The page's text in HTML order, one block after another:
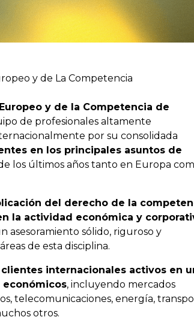
de ayuda a la
y de La Competencia
y de la Competencia de
de profesionales altamente
por su consolidada
en los principales asuntos de
los últimos años tanto en Europa
del derecho de la
la actividad económica y
asesoramiento sólido, riguroso y
de esta disciplina.
internacionales activos en
económicos, incluyendo mercados
telecomunicaciones, energía,
otros.